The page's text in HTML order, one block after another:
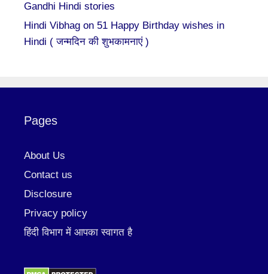
Gandhi Hindi stories
Hindi Vibhag on 51 Happy Birthday wishes in
Hindi ( जन्मदिन की शुभकामनाएं )
Pages
About Us
Contact us
Disclosure
Privacy policy
हिंदी विभाग में आपका स्वागत है